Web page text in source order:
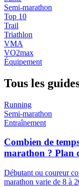
Semi-marathon
Top 10
Trail
Triathlon
VMA
VO2max
Équipement
Tous les
Running
Semi-marathon
Entraînement
Combien de
marathon ? Plan
Débutant ou coureur
marathon varie de 8 à